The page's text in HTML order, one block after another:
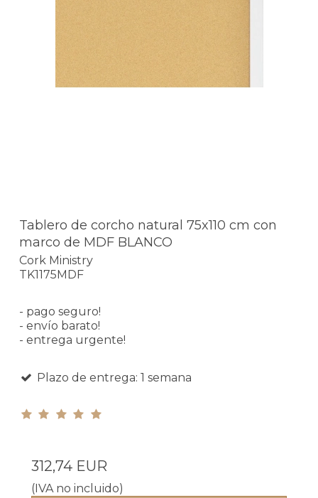
Tablero de corcho natural 75x110 cm con
marco de MDF BLANCO
Cork Ministry
TK1175MDF
- pago seguro!
- envío barato!
- entrega urgente!
Plazo de entrega: 1 semana
312,74 EUR
(IVA no incluido)